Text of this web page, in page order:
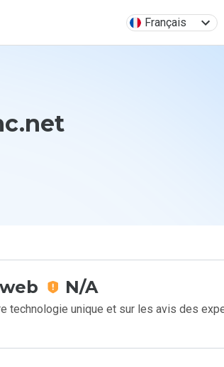
Français
N/A
technologie unique et sur les avis des